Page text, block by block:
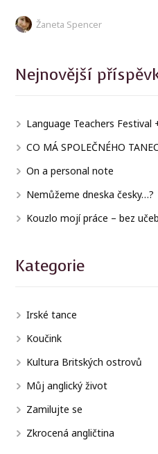
Žaneta Spencer
Nejnovější
Language Teachers
CO MÁ SPOLEČNÉHO
On a personal note
Nemůžeme dneska česky…?
Kouzlo mojí práce – bez
Kategorie
Irské tance
Koučink
Kultura Britských ostrovů
Můj anglický život
Zamilujte se
Zkrocená angličtina